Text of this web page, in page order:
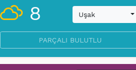
8 Uşak
PARÇALI BULUTLU